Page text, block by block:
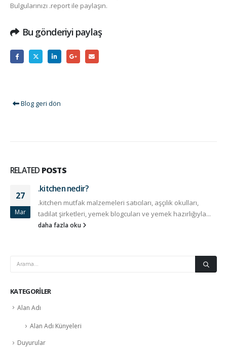
Bulgularınızı .report ile paylaşın.
Bu gönderiyi paylaş
Blog geri dön
RELATED POSTS
27
Mar
.kitchen nedir?
.kitchen mutfak malzemeleri satıcıları, aşçılık okulları,
tadilat şirketleri, yemek blogcuları ve yemek hazırlığıyla...
daha fazla oku
KATEGORILER
Alan Adı
Alan Adı Künyeleri
Duyurular